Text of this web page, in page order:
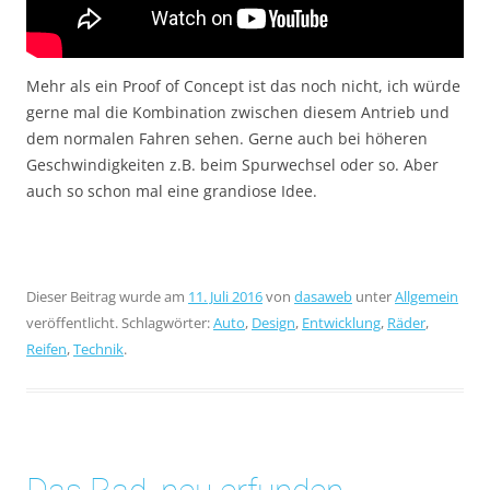
Mehr als ein Proof of Concept ist das noch nicht, ich würde
gerne mal die Kombination zwischen diesem Antrieb und
dem normalen Fahren sehen. Gerne auch bei höheren
Geschwindigkeiten z.B. beim Spurwechsel oder so. Aber
auch so schon mal eine grandiose Idee.
Dieser Beitrag wurde am 11. Juli 2016von dasaweb unterAllgemein
veröffentlicht. Schlagwörter:Auto, Design, Entwicklung, Räder,
Reifen,Technik.